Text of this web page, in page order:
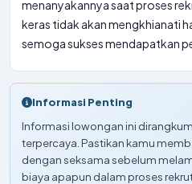
menanyakannya saat proses
keras tidak akan mengkhianati
semoga sukses mendapatkan
Informasi Penting
Informasi lowongan ini
terpercaya. Pastikan kamu
dengan seksama sebelum
biaya apapun dalam proses